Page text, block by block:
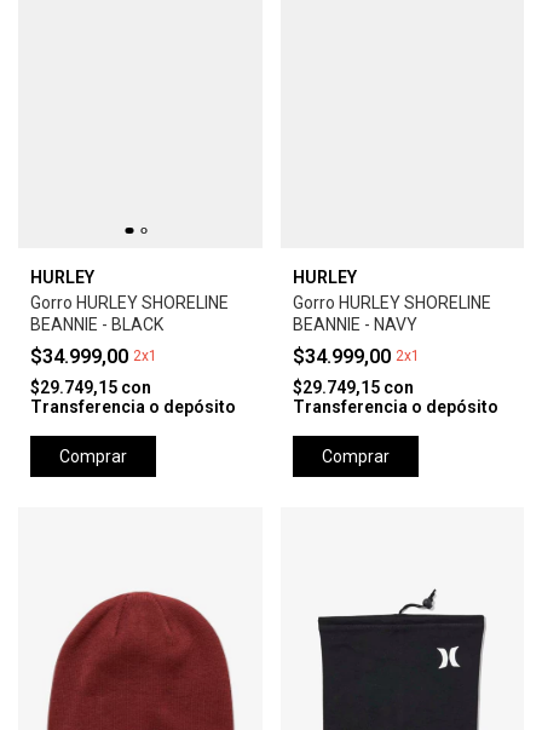
HURLEY
Gorro HURLEY SHORELINE
BEANNIE - BLACK
$34.999,00 2x1
$29.749,15 con
Transferencia o depósito
Comprar
HURLEY
Gorro HURLEY SHORELINE
BEANNIE - NAVY
$34.999,00 2x1
$29.749,15 con
Transferencia o depósito
Comprar